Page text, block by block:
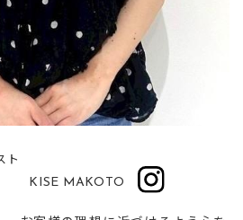
ト
KISE MAKOTO